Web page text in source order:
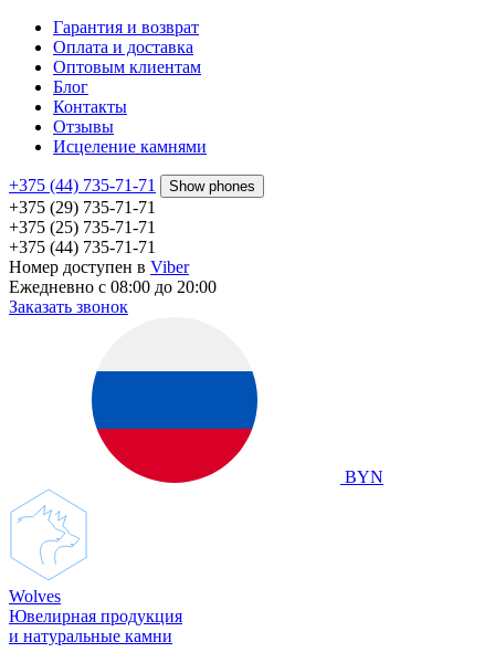
Гарантия и возврат
Оплата и доставка
Оптовым клиентам
Блог
Контакты
Отзывы
Исцеление камнями
+375 (44) 735-71-71 Show phones
+375 (29) 735-71-71
+375 (25) 735-71-71
+375 (44) 735-71-71
Номер доступен в Viber
Ежедневно с 08:00 до 20:00
Заказать звонок
BYN
Wolves
Ювелирная продукция
и натуральные камни